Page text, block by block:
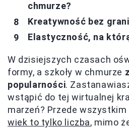
chmurze?
Kreatywność bez
Elastyczność, na
W dzisiejszych czasach
formy, a szkoły w chmurze
popularności.
wstąpić do tej wirtualnej
marzeń? Przede
wiek to tylko liczba, mimo